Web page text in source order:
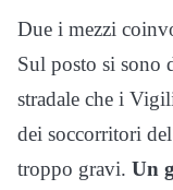
Due i mezzi
Sul posto si sono
stradale che i
dei soccorritori
troppo gravi. Un